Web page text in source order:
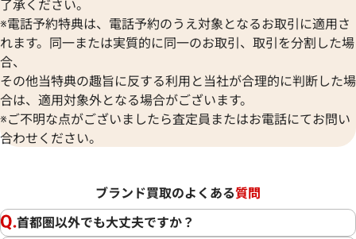
了承ください。
※電話予約特典は、電話予約のうえ対象となるお取引に適用さ
れます。同一または実質的に同一のお取引、取引を分割した場
合、
その他当特典の趣旨に反する利用と当社が合理的に判断した場
合は、適用対象外となる場合がございます。
※ご不明な点がございましたら査定員またはお電話にてお問い
合わせください。
ブランド買取のよくある質問
首都圏以外でも大丈夫ですか？